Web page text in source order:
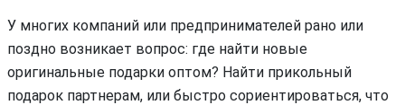
У многих компаний или предпринимателей рано или
поздно возникает вопрос: где найти новые
оригинальные подарки оптом? Найти прикольный
подарок партнерам, или быстро сориентироваться, что